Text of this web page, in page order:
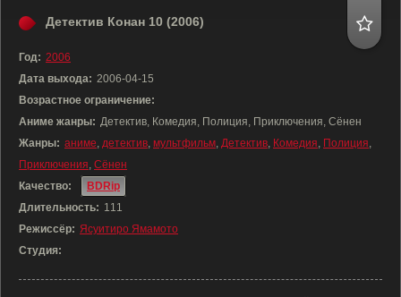
Детектив Конан 10 (2006)
Год: 2006
Дата выхода: 2006-04-15
Возрастное ограничение:
Аниме жанры: Детектив, Комедия, Полиция, Приключения, Сёнен
Жанры: аниме, детектив, мультфильм, Детектив, Комедия, Полиция,
Приключения, Сёнен
Качество:
BDRip
Длительность: 111
Режиссёр: Ясуитиро Ямамото
Студия: